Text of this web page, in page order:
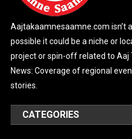
Aajtakaamnesaamne.com isn’t
possible it could be a niche or
project or spin-off related to Aaj
News: Coverage of regional
stories.
CATEGORIES